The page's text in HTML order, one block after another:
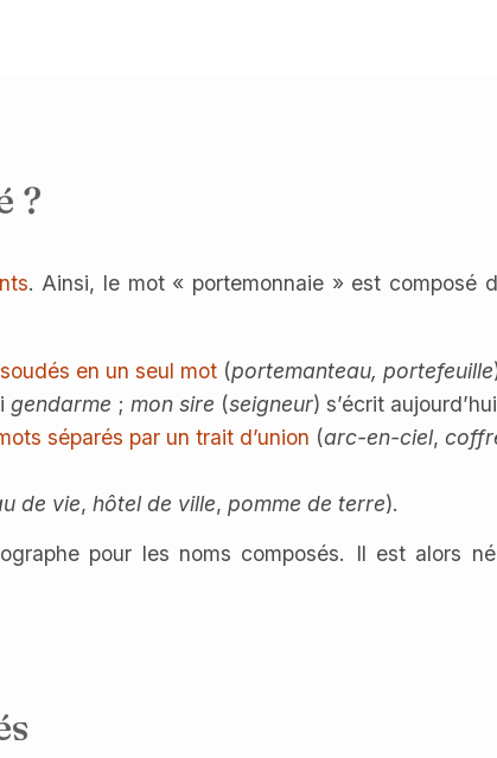
?
. Ainsi, le mot « portemonnaie » est composé
en un seul mot (portemanteau, portefeuille
gendarme ; mon sire (seigneur) s’écrit aujourd’hui
séparés par un trait d’union (arc-en-ciel,
de vie, hôtel de ville, pomme de terre).
pour les noms composés. Il est alors